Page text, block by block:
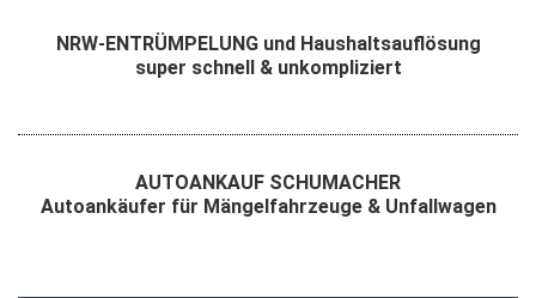
NRW-ENTRÜMPELUNG und Haushaltsauflösung
super schnell & unkompliziert
AUTOANKAUF SCHUMACHER
Autoankäufer für Mängelfahrzeuge & Unfallwagen